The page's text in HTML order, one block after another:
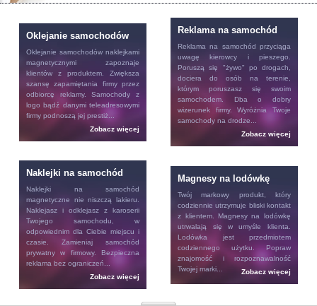
Oklejanie samochodów
Oklejanie samochodów naklejkami
magnetycznymi zapoznaje
klientów z produktem. Zwiększa
szansę zapamiętania firmy przez
odbiorcę reklamy. Samochody z
logo bądź danymi teleadresowymi
firmy podnoszą jej prestiż...
Zobacz więcej
Reklama na samochód
Reklama na samochód przyciąga
uwagę kierowcy i pieszego.
Poruszą się "żywo" po drogach,
dociera do osób na terenie,
którym poruszasz się swoim
samochodem. Dba o dobry
wizerunek firmy. Wyróżnia Twoje
samochody na drodze...
Zobacz więcej
Naklejki na samochód
Naklejki na samochód
magnetyczne nie niszczą lakieru.
Naklejasz i odklejasz z karoserii
Twojego samochodu, w
odpowiednim dla Ciebie miejscu i
czasie. Zamieniaj samochód
prywatny w firmowy. Bezpieczna
reklama bez ograniczeń...
Zobacz więcej
Magnesy na lodówkę
Twój markowy produkt, który
codziennie utrzymuje bliski kontakt
z klientem. Magnesy na lodówkę
utrwalają się w umyśle klienta.
Lodówka jest przedmiotem
codziennego użytku. Popraw
znajomość i rozpoznawalność
Twojej marki...
Zobacz więcej